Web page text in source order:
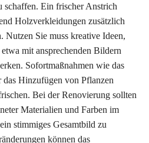
schaffen. Ein frischer Anstrich
Holzverkleidungen zusätzlich
Nutzen Sie muss kreative Ideen,
mit ansprechenden Bildern
Sofortmaßnahmen wie das
Hinzufügen von Pflanzen
Bei der Renovierung sollten
Materialien und Farben im
stimmiges Gesamtbild zu
können das